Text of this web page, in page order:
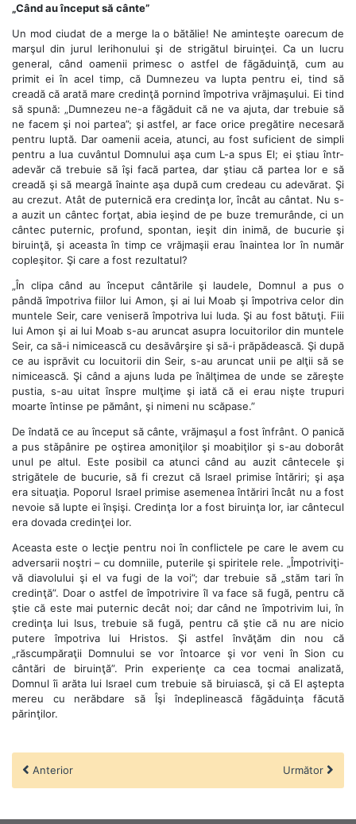
„Când au început să cânte”
Un mod ciudat de a merge la o bătălie! Ne aminteşte oarecum de
marşul din jurul Ierihonului şi de strigătul biruinţei. Ca un lucru
general, când oamenii primesc o astfel de făgăduinţă, cum au
primit ei în acel timp, că Dumnezeu va lupta pentru ei, tind să
creadă că arată mare credinţă pornind împotriva vrăjmaşului. Ei tind
să spună: „Dumnezeu ne-a făgăduit că ne va ajuta, dar trebuie să
ne facem şi noi partea”; şi astfel, ar face orice pregătire necesară
pentru luptă. Dar oamenii aceia, atunci, au fost suficient de simpli
pentru a lua cuvântul Domnului aşa cum L-a spus El; ei ştiau într-
adevăr că trebuie să îşi facă partea, dar ştiau că partea lor e să
creadă şi să meargă înainte aşa după cum credeau cu adevărat. Şi
au crezut. Atât de puternică era credinţa lor, încât au cântat. Nu s-
a auzit un cântec forţat, abia ieşind de pe buze tremurânde, ci un
cântec puternic, profund, spontan, ieşit din inimă, de bucurie şi
biruinţă, şi aceasta în timp ce vrăjmaşii erau înaintea lor în număr
copleşitor. Şi care a fost rezultatul?
„În clipa când au început cântările şi laudele, Domnul a pus o
pândă împotriva fiilor lui Amon, şi ai lui Moab şi împotriva celor din
muntele Seir, care veniseră împotriva lui Iuda. Şi au fost bătuţi. Fiii
lui Amon şi ai lui Moab s-au aruncat asupra locuitorilor din muntele
Seir, ca să-i nimicească cu desăvârşire şi să-i prăpădească. Şi după
ce au isprăvit cu locuitorii din Seir, s-au aruncat unii pe alţii să se
nimicească. Şi când a ajuns Iuda pe înălţimea de unde se zăreşte
pustia, s-au uitat înspre mulţime şi iată că ei erau nişte trupuri
moarte întinse pe pământ, şi nimeni nu scăpase.”
De îndată ce au început să cânte, vrăjmaşul a fost înfrânt. O panică
a pus stăpânire pe oştirea amoniţilor şi moabiţilor şi s-au doborât
unul pe altul. Este posibil ca atunci când au auzit cântecele şi
strigătele de bucurie, să fi crezut că Israel primise întăriri; şi aşa
era situaţia. Poporul Israel primise asemenea întăriri încât nu a fost
nevoie să lupte ei înşişi. Credinţa lor a fost biruinţa lor, iar cântecul
era dovada credinţei lor.
Aceasta este o lecţie pentru noi în conflictele pe care le avem cu
adversarii noştri – cu domniile, puterile şi spiritele rele. „Împotriviţi-
vă diavolului şi el va fugi de la voi”; dar trebuie să „stăm tari în
credinţă”. Doar o astfel de împotrivire îl va face să fugă, pentru că
ştie că este mai puternic decât noi; dar când ne împotrivim lui, în
credinţa lui Isus, trebuie să fugă, pentru că ştie că nu are nicio
putere împotriva lui Hristos. Şi astfel învăţăm din nou că
„răscumpăraţii Domnului se vor întoarce şi vor veni în Sion cu
cântări de biruinţă”. Prin experienţe ca cea tocmai analizată,
Domnul îi arăta lui Israel cum trebuie să biruiască, şi că El aştepta
mereu cu nerăbdare să Îşi îndeplinească făgăduinţa făcută
părinţilor.
Anterior Următor